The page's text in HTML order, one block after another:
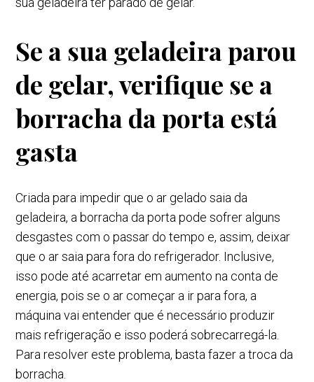
Se a sua geladeira parou
de gelar, verifique se a
borracha da porta está
gasta
Criada para impedir que o ar gelado saia da
geladeira, a borracha da porta pode sofrer alguns
desgastes com o passar do tempo e, assim, deixar
que o ar saia para fora do refrigerador. Inclusive,
isso pode até acarretar em aumento na conta de
energia, pois se o ar começar a ir para fora, a
máquina vai entender que é necessário produzir
mais refrigeração e isso poderá sobrecarregá-la.
Para resolver este problema, basta fazer a troca da
borracha.